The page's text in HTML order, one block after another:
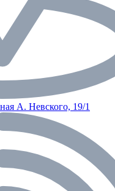
А. Невского, 19/1